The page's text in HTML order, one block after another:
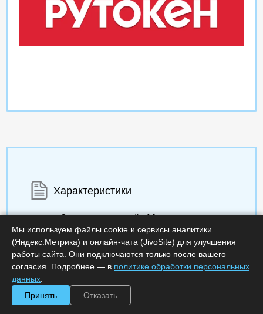
Характеристики
Срок поставки, дней :14
Минимальное количество лицензий :1
Код :0000-367080
Артикул :
RU_ЭЦП_3_3220_met_FSTEK_in
Обработка заказа :в рабочее время
Мы используем файлы cookie и сервисы аналитики
(Яндекс.Метрика) и онлайн-чата (JivoSite) для улучшения
работы сайта. Они подключаются только после вашего
согласия. Подробнее — в политике обработки персональных
данных
Принять
Отказать